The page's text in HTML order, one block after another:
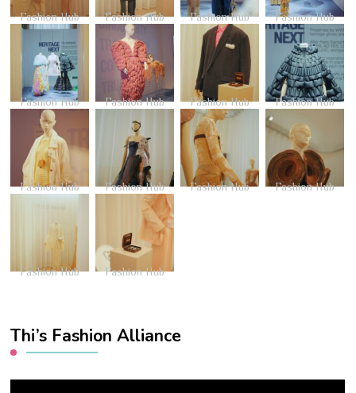
Fashion Hub Fashion Hub Fashion Hub Fashion Hub
Fashion Hub Fashion Hub Fashion Hub Fashion Hub
Fashion Hub Fashion Hub Fashion Hub Fashion Hub
Fashion Hub Fashion Hub
Thi’s Fashion Alliance